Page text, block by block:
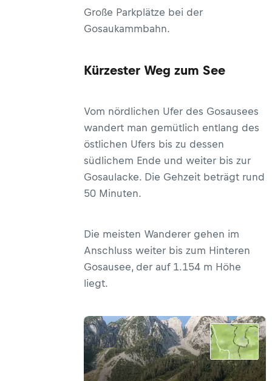
Große Parkplätze bei der
Gosaukammbahn.
Kürzester Weg zum See
Vom nördlichen Ufer des Gosausees
wandert man gemütlich entlang des
östlichen Ufers bis zu dessen
südlichem Ende und weiter bis zur
Gosaulacke. Die Gehzeit beträgt rund
50 Minuten.
Die meisten Wanderer gehen im
Anschluss weiter bis zum Hinteren
Gosausee, der auf 1.154 m Höhe
liegt.